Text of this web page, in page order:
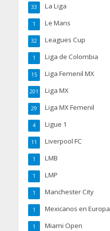
La Liga
33
Le Mans
1
Leagues Cup
32
Liga de Colombia
1
Liga Femenil MX
15
Liga MX
201
Liga MX Femenil
29
Ligue 1
4
Liverpool FC
11
LMB
1
LMP
1
Manchester City
1
Mexicanos en Europa
1
Miami Open
1